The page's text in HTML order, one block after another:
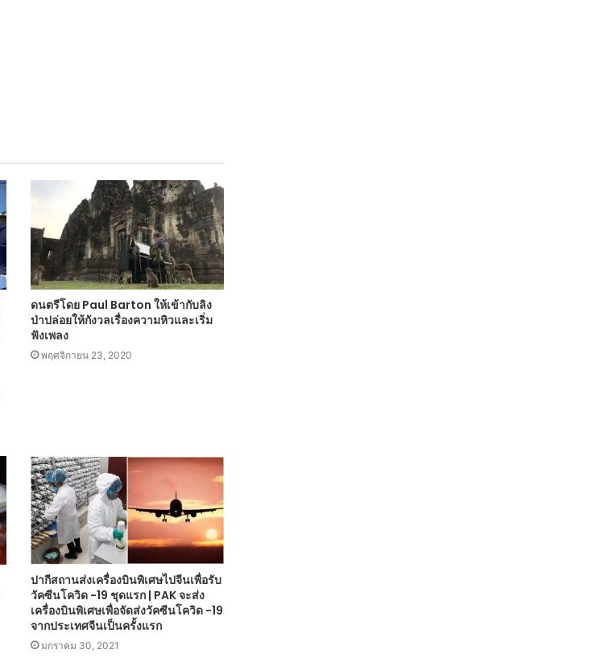
ดนตรีโดย Paul Barton ให้เข้ากับลิง
ป่าปล่อยให้กังวลเรื่องความหิวและเริ่ม
ฟังเพลง
พฤศจิกายน 23, 2020
ปากีสถานส่งเครื่องบินพิเศษไปจีนเพื่อรับ
วัคซีนโควิด -19 ชุดแรก | PAK จะส่ง
เครื่องบินพิเศษเพื่อจัดส่งวัคซีนโควิด -19
จากประเทศจีนเป็นครั้งแรก
มกราคม 30, 2021